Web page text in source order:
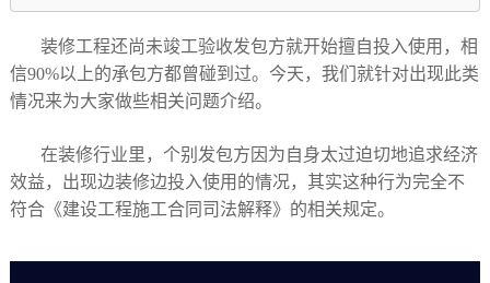
装修工程还尚未竣工验收发包方就开始擅自投入使用，相
信90%以上的承包方都曾碰到过。今天，我们就针对出现此类
情况来为大家做些相关问题介绍。
在装修行业里，个别发包方因为自身太过迫切地追求经济
效益，出现边装修边投入使用的情况，其实这种行为完全不
符合《建设工程施工合同司法解释》的相关规定。